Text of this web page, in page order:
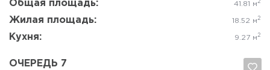
Общая площадь: 41.81 м 2
Жилая площадь: 18.52 м 2
Кухня: 9.27 м 2
ОЧЕРЕДЬ 7